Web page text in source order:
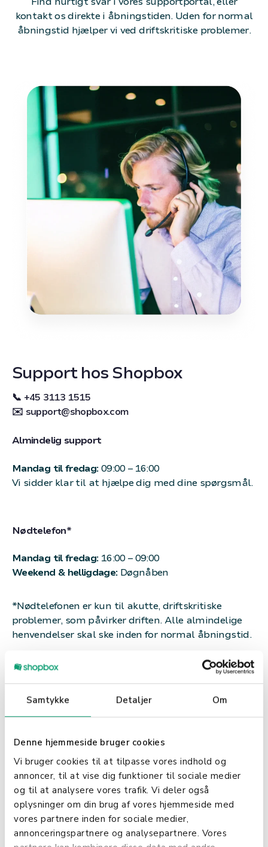
Samtykke Detaljer Om
Denne hjemmeside bruger cookies
Vi bruger cookies til at tilpasse vores indhold og
annoncer, til at vise dig funktioner til sociale medier
og til at analysere vores trafik. Vi deler også
oplysninger om din brug af vores hjemmeside med
vores partnere inden for sociale medier,
annonceringspartnere og analysepartnere. Vores
kontakt os direkte i åbningstiden. Uden for normal
åbningstid hjælper vi ved driftskritiske problemer.
Support hos Shopbox
📞 +45 3113 1515
✉️ support@shopbox.com
Almindelig support
Mandag til fredag:09:00 – 16:00
Vi sidder klar til at hjælpe dig med dine spørgsmål.
Nødtelefon*
Mandag til fredag:16:00 – 09:00
Weekend & helligdage:Døgnåben
*Nødtelefonen er kun til akutte, driftskritiske
problemer, som påvirker driften. Alle almindelige
henvendelser skal ske inden for normal åbningstid.
Guides & artikler